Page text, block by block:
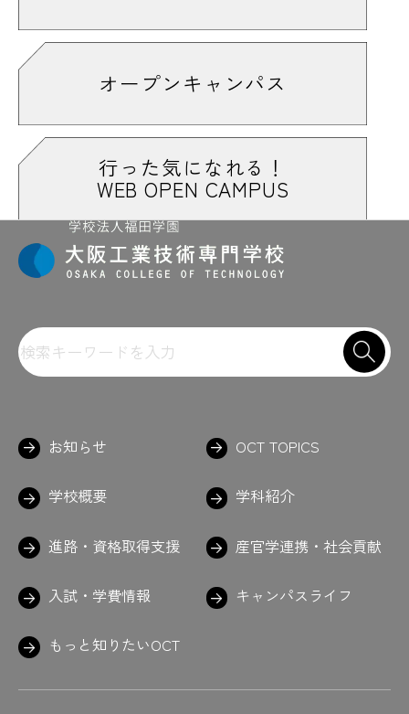
オープンキャンパス
行った気になれる！
WEB OPEN CAMPUS
お知らせ OCT TOPICS
学校概要 学科紹介
進路・資格取得支援
入試・学費情報 キャンパスライフ
産官学連携・社会貢献
もっと知りたいOCT